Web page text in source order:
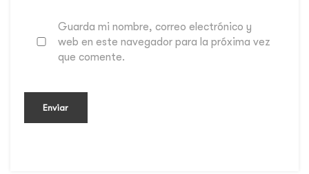
Guarda mi nombre, correo electrónico y
web en este navegador para la próxima vez
que comente.